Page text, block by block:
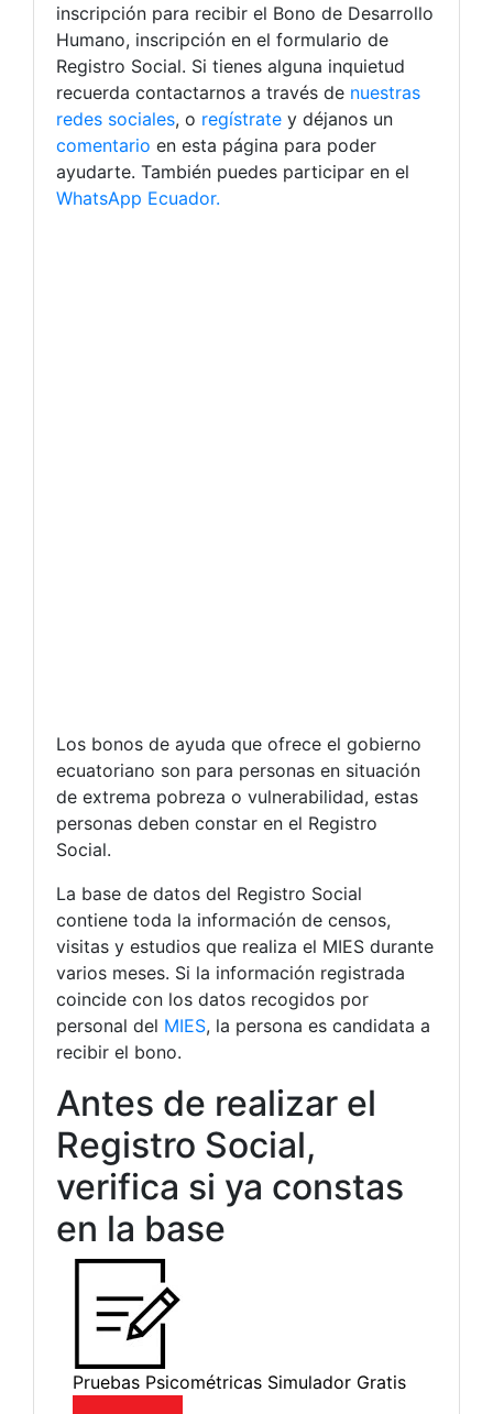
inscripción para recibir el Bono de Desarrollo
Humano, inscripción en el formulario de
Registro Social. Si tienes alguna inquietud
recuerda contactarnos a través de nuestras
redes sociales, o regístrate y déjanos un
comentario en esta página para poder
ayudarte. También puedes participar en el
WhatsApp Ecuador.
Los bonos de ayuda que ofrece el gobierno
ecuatoriano son para personas en situación
de extrema pobreza o vulnerabilidad, estas
personas deben constar en el Registro
Social.
La base de datos del Registro Social
contiene toda la información de censos,
visitas y estudios que realiza el MIES durante
varios meses. Si la información registrada
coincide con los datos recogidos por
personal del MIES, la persona es candidata a
recibir el bono.
Antes de realizar el
Registro Social,
verifica si ya constas
en la base